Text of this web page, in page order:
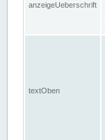
anzeigeUeberschrift
textOben